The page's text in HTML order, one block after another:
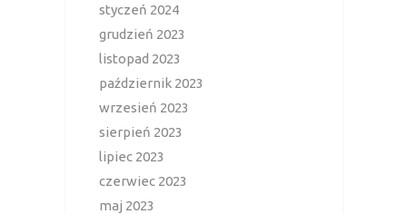
styczeń 2024
grudzień 2023
listopad 2023
październik 2023
wrzesień 2023
sierpień 2023
lipiec 2023
czerwiec 2023
maj 2023